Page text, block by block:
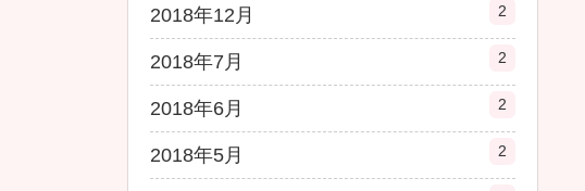
2018年12月 2
2018年7月 2
2018年6月 2
2018年5月 2